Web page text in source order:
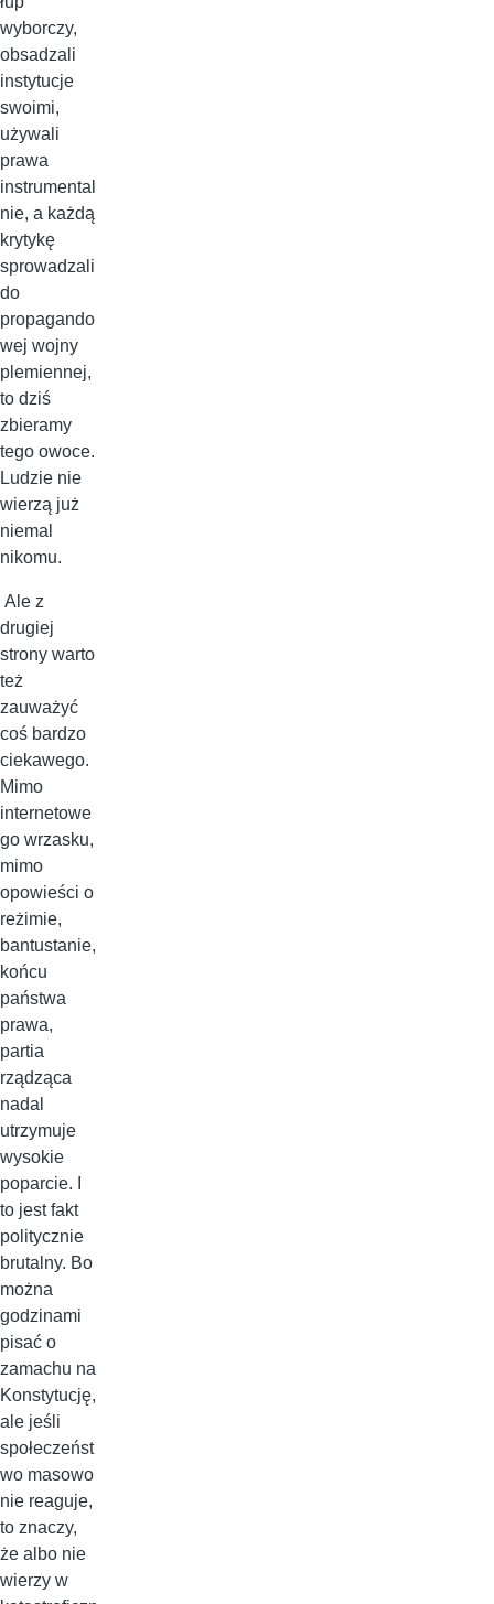
wyborczy,
obsadzali
instytucje
swoimi,
używali
prawa
instrumental
nie, a każdą
krytykę
sprowadzali
do
propagando
wej wojny
plemiennej,
to dziś
zbieramy
tego owoce.
Ludzie nie
wierzą już
niemal
nikomu.
Ale z
drugiej
strony warto
też
zauważyć
coś bardzo
ciekawego.
Mimo
internetowe
go wrzasku,
mimo
opowieści o
reżimie,
bantustanie,
końcu
państwa
prawa,
partia
rządząca
nadal
utrzymuje
wysokie
poparcie. I
to jest fakt
politycznie
brutalny. Bo
można
godzinami
pisać o
zamachu na
Konstytucję,
ale jeśli
społeczeńst
wo masowo
nie reaguje,
to znaczy,
że albo nie
wierzy w